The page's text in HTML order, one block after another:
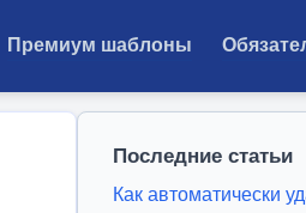
Премиум шаблоны
Последние статьи
Как автоматически